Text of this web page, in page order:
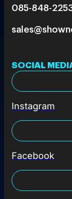
085-848-
SOCIAL
Instagram
Facebook